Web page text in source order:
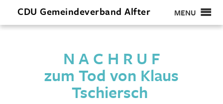
CDU Gemeindeverband Alfter MENU
N A C H R U F
zum Tod von Klaus
Tschiersch